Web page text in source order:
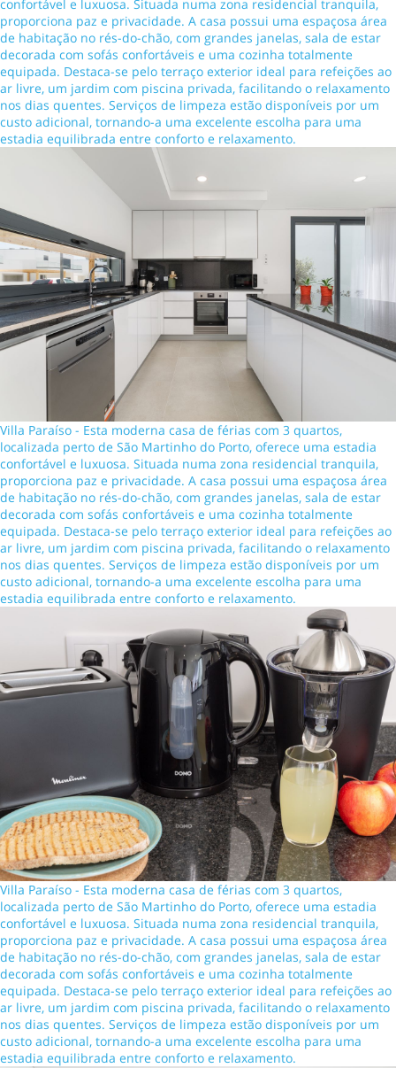
confortável e luxuosa. Situada numa zona residencial tranquila,
proporciona paz e privacidade. A casa possui uma espaçosa área
de habitação no rés-do-chão, com grandes janelas, sala de estar
decorada com sofás confortáveis e uma cozinha totalmente
equipada. Destaca-se pelo terraço exterior ideal para refeições ao
ar livre, um jardim com piscina privada, facilitando o relaxamento
nos dias quentes. Serviços de limpeza estão disponíveis por um
custo adicional, tornando-a uma excelente escolha para uma
estadia equilibrada entre conforto e relaxamento.
Villa Paraíso - Esta moderna casa de férias com 3 quartos,
localizada perto de São Martinho do Porto, oferece uma estadia
confortável e luxuosa. Situada numa zona residencial tranquila,
proporciona paz e privacidade. A casa possui uma espaçosa área
de habitação no rés-do-chão, com grandes janelas, sala de estar
decorada com sofás confortáveis e uma cozinha totalmente
equipada. Destaca-se pelo terraço exterior ideal para refeições ao
ar livre, um jardim com piscina privada, facilitando o relaxamento
nos dias quentes. Serviços de limpeza estão disponíveis por um
custo adicional, tornando-a uma excelente escolha para uma
estadia equilibrada entre conforto e relaxamento.
Villa Paraíso - Esta moderna casa de férias com 3 quartos,
localizada perto de São Martinho do Porto, oferece uma estadia
confortável e luxuosa. Situada numa zona residencial tranquila,
proporciona paz e privacidade. A casa possui uma espaçosa área
de habitação no rés-do-chão, com grandes janelas, sala de estar
decorada com sofás confortáveis e uma cozinha totalmente
equipada. Destaca-se pelo terraço exterior ideal para refeições ao
ar livre, um jardim com piscina privada, facilitando o relaxamento
nos dias quentes. Serviços de limpeza estão disponíveis por um
custo adicional, tornando-a uma excelente escolha para uma
estadia equilibrada entre conforto e relaxamento.